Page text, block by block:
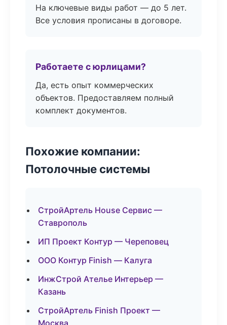
На ключевые виды работ — до 5 лет.
Все условия прописаны в договоре.
Работаете с юрлицами?
Да, есть опыт коммерческих
объектов. Предоставляем полный
комплект документов.
Похожие компании:
Потолочные системы
СтройАртель House Сервис —
Ставрополь
ИП Проект Контур — Череповец
ООО Контур Finish — Калуга
ИнжСтрой Ателье Интерьер —
Казань
СтройАртель Finish Проект —
Москва